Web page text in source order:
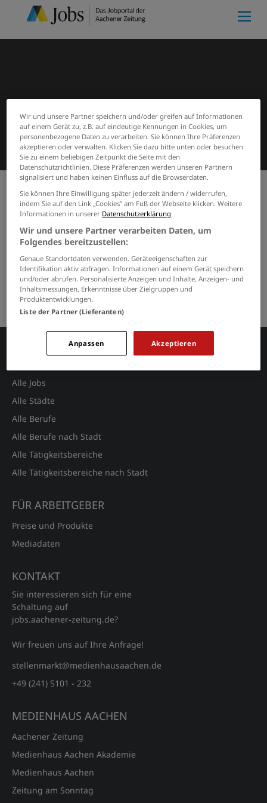
Start Suchergebnisse Meine Merkliste
Jobs von pappenverarbeitungs-
gesellschaft-mbh
GRENZEN SIE IHRE SUCHE EIN
Keine Suchergebnisse gefunden.
Alle Jobs
Alle Städte
Alle Berufe
Alle Berufe nach Stadt
Alle Tätigkeitsbereiche
Alle Tätigkeitsbereiche nach Stadt
FÜR ARBEITGEBER
Preise und Produkte
Mediadaten
KONTAKT
Sie interessieren sich für eine
Schaltung auf
jobs.aachener‑zeitung.de?
Wir freuen uns auf Ihre Anfrage!
stellenmarkt@medienhausaachen.de
+49 (241) 5101 - 232
MEDIENHAUS AACHEN
Aachener Zeitung
Medienhaus Aachen Akademie
Medienhaus Aachen
Zeitung am Sonntag
Wir und unsere Partner speichern und/oder greifen auf Informationen
auf einem Gerät zu, z.B. auf eindeutige Kennungen in Cookies, um
personenbezogene Daten zu verarbeiten. Sie können Ihre Präferenzen
akzeptieren oder verwalten. Klicken Sie dazu bitte unten oder besuchen
Sie zu einem beliebigen Zeitpunkt die Seite mit den
Datenschutzrichtlinien. Diese Präferenzen werden unseren Partnern
signalisiert und haben keinen Einfluss auf die Browserdaten.
Sie können Ihre Einwilligung später jederzeit ändern / widerrufen,
indem Sie auf den Link „Cookies” am Fuß der Webseite klicken. Weitere
Informationen in unserer Datenschutzerklärung
Wir und unsere Partner verarbeiten Daten, um
Folgendes bereitzustellen:
Genaue Standortdaten verwenden. Geräteeigenschaften zur
Identifikation aktiv abfragen. Informationen auf einem Gerät speichern
und/oder abrufen. Personalisierte Anzeigen und Inhalte, Anzeigen- und
Inhaltsmessungen, Erkenntnisse über Zielgruppen und
Produktentwicklungen.
Liste der Partner (Lieferanten)
Akzeptieren
Anpassen